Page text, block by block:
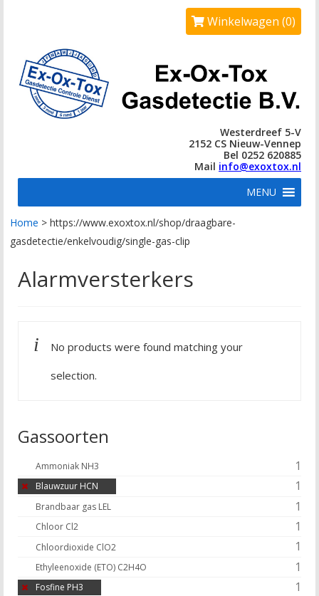
Winkelwagen (0)
Westerdreef 5-V
2152 CS Nieuw-Vennep
Bel 0252 620885
Mail info@exoxtox.nl
MENU
Home > https://www.exoxtox.nl/shop/draagbare-
gasdetectie/enkelvoudig/single-gas-clip
Alarmversterkers
No products were found matching your
selection.
Gassoorten
Ammoniak NH3 1
Blauwzuur HCN 1
Brandbaar gas LEL 1
Chloor Cl2 1
Chloordioxide ClO2 1
Ethyleenoxide (ETO) C2H4O 1
Fosfine PH3 1